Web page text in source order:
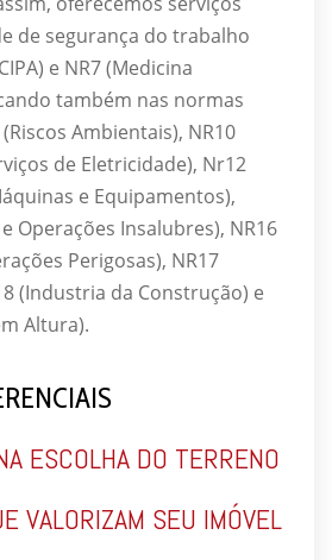
de segurança do trabalho
e NR7 (Medicina
também nas normas
Ambientais), NR10
de Eletricidade), Nr12
e Equipamentos),
Operações Insalubres), NR16
Perigosas), NR17
(Industria da Construção) e
Altura).
ESCOLHA DO TERRENO
VALORIZAM SEU IMÓVEL